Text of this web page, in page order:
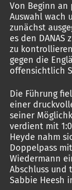
Von Beginn
Auswahl wach
zunächst
es den DANAS
zu
gegen die
offensichtlich
Die Führung
einer
seiner
verdient mit
Heyde nahm
Doppelpass
Wiedermann
Abschluss und
Sabbie Heesh